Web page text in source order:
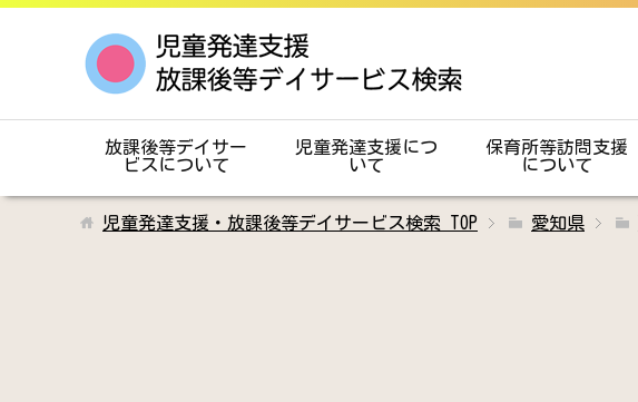
放課後等デイサー
ビスについて
児童発達支援につ
いて
保育所等訪問支援
について
児童発達支援・放課後等デイサービス検索 TOP 愛知県